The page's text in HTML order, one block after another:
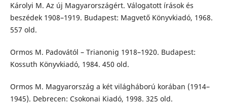
Károlyi M. Az új Magyarországért. Válogatott írások és
beszédek 1908–1919. Budapest: Magvető Könyvkiadó, 1968.
557 old.
Ormos M. Padovától – Trianonig 1918–1920. Budapest:
Kossuth Könyvkiadó, 1984. 450 old.
Ormos M. Magyarország a két világháború korában (1914–
1945). Debrecen: Csokonai Kiadó, 1998. 325 old.